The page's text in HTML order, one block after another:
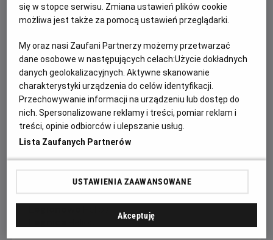
Bydgoszcz-
Helios
Dąbrowa Górnicza-
Helios
Gdańsk-Helios Metropolia
Gdynia-
Helios
Gniezno-
Helios
Gorzów Wielkopolski -
Helios
Grudziądz - Helios
Jelenia Góra-Helios
Kalisz-
Helios
Katowice-Helios
Kędzierzyn-Koźle-
Helios
Kielce-
Helios
Konin-
Helios
-
Helios
Krosno-
Helios
się w stopce serwisu. Zmiana ustawień plików cookie
możliwa jest także za pomocą ustawień przeglądarki.
My oraz nasi Zaufani Partnerzy możemy przetwarzać
dane osobowe w następujących celach:Użycie dokładnych
danych geolokalizacyjnych. Aktywne skanowanie
charakterystyki urządzenia do celów identyfikacji.
Przechowywanie informacji na urządzeniu lub dostęp do
nich. Spersonalizowane reklamy i treści, pomiar reklam i
treści, opinie odbiorców i ulepszanie usług.
Lista Zaufanych Partnerów
USTAWIENIA ZAAWANSOWANE
Akceptuję